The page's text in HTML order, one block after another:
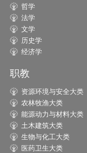
哲学
法学
文学
历史学
经济学
职教
资源环境与安全大类
农林牧渔大类
能源动力与材料大类
土木建筑大类
生物与化工大类
医药卫生大类